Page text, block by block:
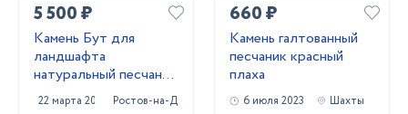
5 500 ₽
Камень Бут для
ландшафта
натуральный песчаник
природный
22 марта 2022 Ростов-на-Дону
660 ₽
Камень галтованный
песчаник красный
плаха
6 июля 2023 Шахты